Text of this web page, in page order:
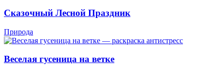
Сказочный Лесной Праздник
Природа
Веселая гусеница на ветке